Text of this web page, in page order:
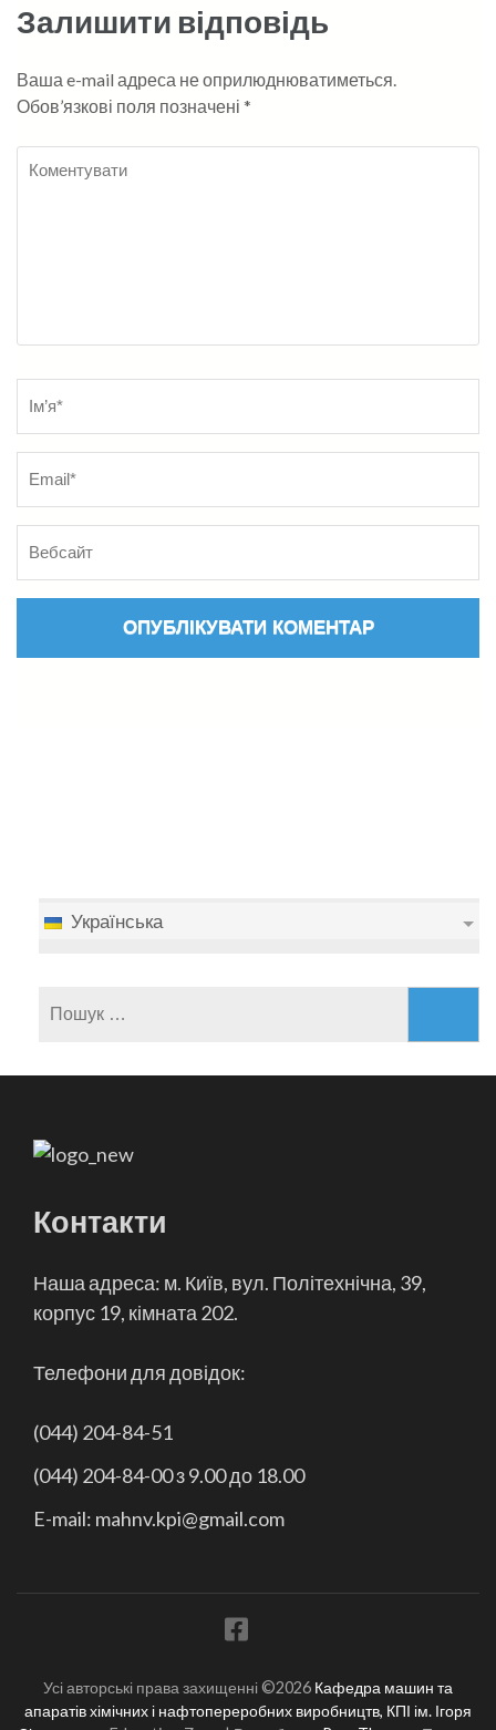
Залишити відповідь
Ваша e-mail адреса не оприлюднюватиметься.
Обов’язкові поля позначені *
Українська
Контакти
Наша адреса: м. Київ, вул. Політехнічна, 39,
корпус 19, кімната 202.
Телефони для довідок:
(044) 204-84-51
(044) 204-84-00 з 9.00 до 18.00
E-mail: mahnv.kpi@gmail.com
Усі авторські права захищенні ©2026 Кафедра машин та
апаратів хімічних і нафтопереробних виробництв, КПІ ім. Ігоря